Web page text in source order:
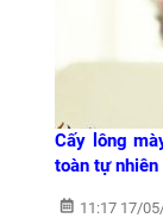
Cấy lông
toàn tự nhiên
11:17 17/